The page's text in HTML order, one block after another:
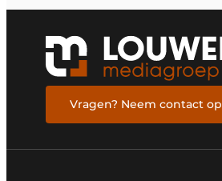
Vragen? Neem contact op